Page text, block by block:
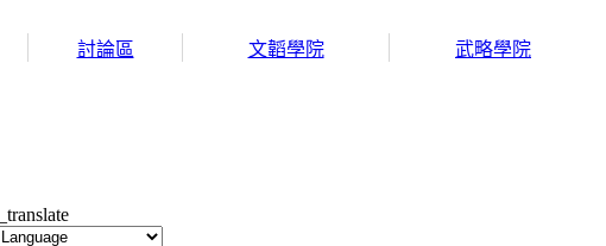
討論區 文韜學院 武略學院